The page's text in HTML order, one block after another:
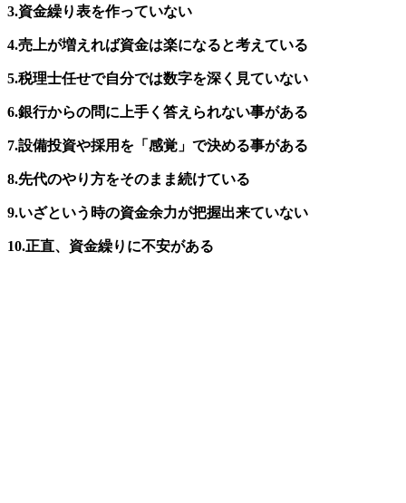
3.資金繰り表を作っていない
4.売上が増えれば資金は楽になると考えている
5.税理士任せで自分では数字を深く見ていない
6.銀行からの問に上手く答えられない事がある
7.設備投資や採用を「感覚」で決める事がある
8.先代のやり方をそのまま続けている
9.いざという時の資金余力が把握出来ていない
10.正直、資金繰りに不安がある